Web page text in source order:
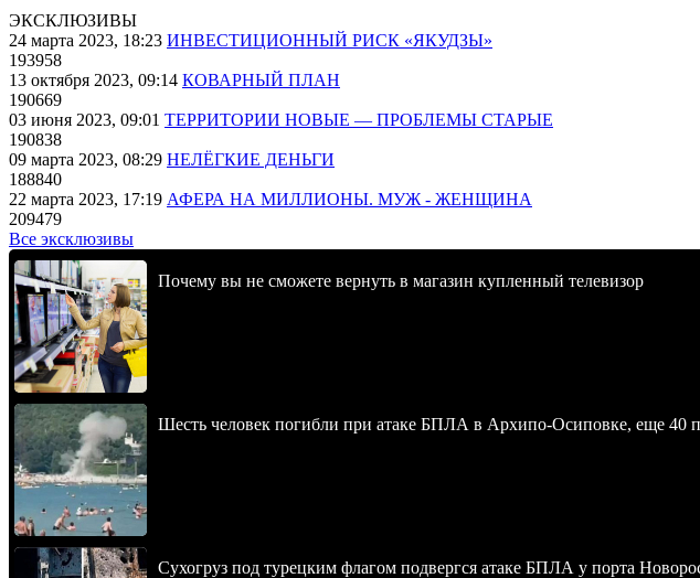
ЭКСКЛЮЗИВЫ
24 марта 2023, 18:23 ИНВЕСТИЦИОННЫЙ РИСК «ЯКУДЗЫ»
193958
13 октября 2023, 09:14 КОВАРНЫЙ ПЛАН
190669
03 июня 2023, 09:01 ТЕРРИТОРИИ НОВЫЕ — ПРОБЛЕМЫ СТАРЫЕ
190838
09 марта 2023, 08:29 НЕЛЁГКИЕ ДЕНЬГИ
188840
22 марта 2023, 17:19 АФЕРА НА МИЛЛИОНЫ. МУЖ - ЖЕНЩИНА
209479
Все эксклюзивы
Почему вы не сможете вернуть в магазин купленный телевизор
Шесть человек погибли при атаке БПЛА в Архипо-Осиповке, еще 40
Сухогруз под турецким флагом подвергся атаке БПЛА у порта